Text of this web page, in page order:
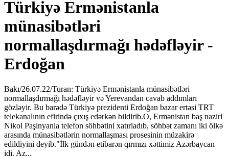
Türkiyə Ermənistanla
münasibətləri
normallaşdırmağı hədəfləyir -
Erdoğan
Bakı/26.07.22/Turan: Türkiyə Ermənistanla münasibətləri
normallaşdırmağı hədəfləyir və Yerevandan cavab addımları
gözləyir. Bu barədə Türkiyə prezidenti Erdoğan bazar ertəsi TRT
telekanalının efirində çıxış edərkən bildirib.O, Ermənistan baş naziri
Nikol Paşinyanla telefon söhbətini xatırladıb, söhbət zamanı iki ölkə
arasında münasibətlərin normallaşması prosesinin müzakirə
edildiyini deyib."İlk gündən etibarən qırmızı xəttimiz Azərbaycan
idi. Az...